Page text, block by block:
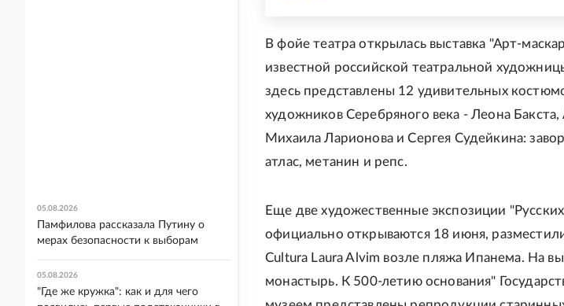
В фойе театра открылась выставка "Арт-
известной российской театральной
здесь представлены 12 удивительных
художников Серебряного века - Леона Бакста,
Михаила Ларионова и Сергея Судейкина:
атлас, метанин и репс.
Еще две художественные экспозиции
официально открываются 18 июня,
Cultura Laura Alvim возле пляжа Ипанема. На
монастырь. К 500-летию основания"
05.08.2026
Памфилова рассказала Путину о
мерах безопасности к выборам
05.08.2026
"Где же кружка": как и для чего